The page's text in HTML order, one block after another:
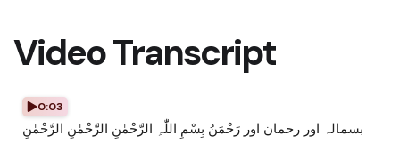
Video Transcript
0:03
بسمالہ اور رحمان اور رَحْمَنُ بِسْمِ اللّٰہِ الرَّحْمٰنِ الرَّحْمٰنِ الرَّحْمٰنِ